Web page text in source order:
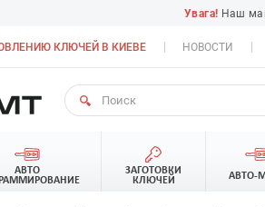
Увага! Наш
КЛЮЧЕЙ В КИЕВЕ НОВОСТИ
АВТО
ЗАГОТОВКИ
КЛЮЧЕЙ
АВТО-